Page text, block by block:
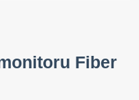
Fiber